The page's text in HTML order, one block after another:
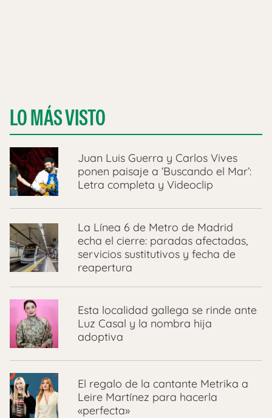
LO MÁS VISTO
Juan Luis Guerra y Carlos Vives
ponen paisaje a ‘Buscando el Mar’:
Letra completa y Videoclip
La Línea 6 de Metro de Madrid
echa el cierre: paradas afectadas,
servicios sustitutivos y fecha de
reapertura
Esta localidad gallega se rinde ante
Luz Casal y la nombra hija
adoptiva
El regalo de la cantante Metrika a
Leire Martínez para hacerla
«perfecta»